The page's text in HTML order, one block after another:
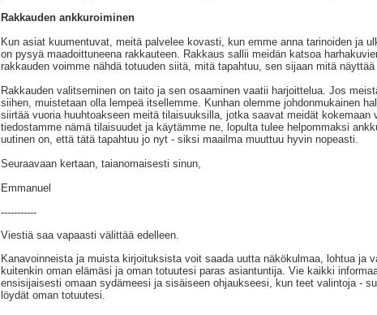
Rakkauden ankkuroiminen
Kun asiat kuumentuvat, meitä palvelee kovasti, kun emme anna tarinoiden ja
on pysyä maadoittuneena rakkauteen. Rakkaus sallii meidän katsoa
rakkauden voimme nähdä totuuden siitä, mitä tapahtuu, sen sijaan mitä näyttää
Rakkauden valitseminen on taito ja sen osaaminen vaatii harjoittelua. Jos
siihen, muistetaan olla lempeä itsellemme. Kunhan olemme johdonmukainen
siirtää vuoria huuhtoakseen meitä tilaisuuksilla, jotka saavat meidät
tiedostamme nämä tilaisuudet ja käytämme ne, lopulta tulee helpommaksi
uutinen on, että tätä tapahtuu jo nyt - siksi maailma muuttuu hyvin nopeasti.
Seuraavaan kertaan, taianomaisesti sinun,
Emmanuel
-----------
Viestiä saa vapaasti välittää edelleen.
Kanavoinneista ja muista kirjoituksista voit saada uutta näkökulmaa, lohtua ja
kuitenkin oman elämäsi ja oman totuutesi paras asiantuntija. Vie kaikki
ensisijaisesti omaan sydämeesi ja sisäiseen ohjaukseesi, kun teet valintoja -
löydät oman totuutesi.